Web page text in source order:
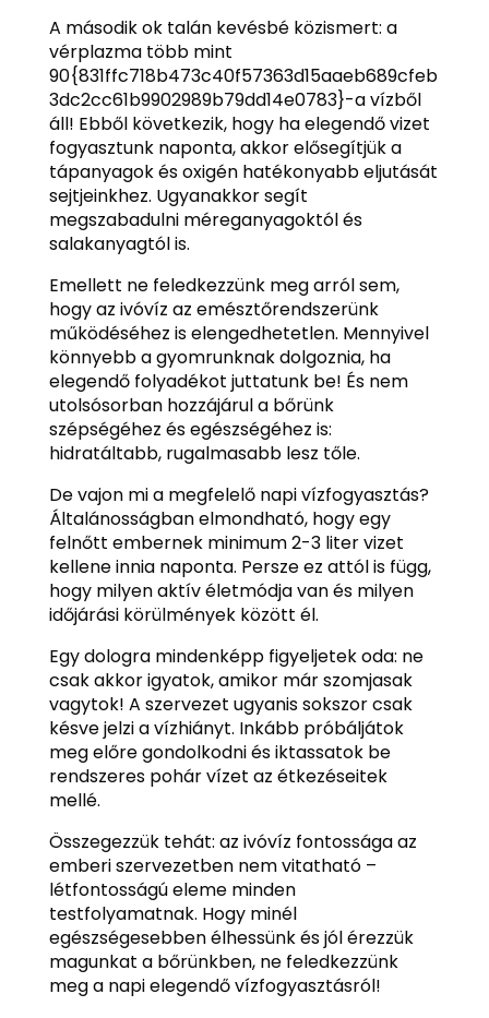
A második ok talán kevésbé közismert: a
vérplazma több mint
90{831ffc718b473c40f57363d15aaeb689cfeb
3dc2cc61b9902989b79dd14e0783}-a vízből
áll! Ebből következik, hogy ha elegendő vizet
fogyasztunk naponta, akkor elősegítjük a
tápanyagok és oxigén hatékonyabb eljutását
sejtjeinkhez. Ugyanakkor segít
megszabadulni méreganyagoktól és
salakanyagtól is.
Emellett ne feledkezzünk meg arról sem,
hogy az ivóvíz az emésztőrendszerünk
működéséhez is elengedhetetlen. Mennyivel
könnyebb a gyomrunknak dolgoznia, ha
elegendő folyadékot juttatunk be! És nem
utolsósorban hozzájárul a bőrünk
szépségéhez és egészségéhez is:
hidratáltabb, rugalmasabb lesz tőle.
De vajon mi a megfelelő napi vízfogyasztás?
Általánosságban elmondható, hogy egy
felnőtt embernek minimum 2-3 liter vizet
kellene innia naponta. Persze ez attól is függ,
hogy milyen aktív életmódja van és milyen
időjárási körülmények között él.
Egy dologra mindenképp figyeljetek oda: ne
csak akkor igyatok, amikor már szomjasak
vagytok! A szervezet ugyanis sokszor csak
késve jelzi a vízhiányt. Inkább próbáljátok
meg előre gondolkodni és iktassatok be
rendszeres pohár vízet az étkezéseitek
mellé.
Összegezzük tehát: az ivóvíz fontossága az
emberi szervezetben nem vitatható –
létfontosságú eleme minden
testfolyamatnak. Hogy minél
egészségesebben élhessünk és jól érezzük
magunkat a bőrünkben, ne feledkezzünk
meg a napi elegendő vízfogyasztásról!